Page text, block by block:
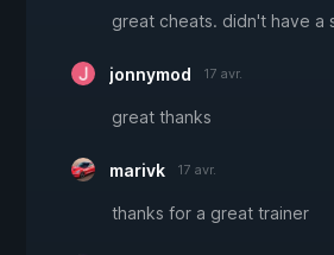
great cheats. didn't have a
jonnymod 17 avr.
great thanks
marivk 17 avr.
thanks for a great trainer